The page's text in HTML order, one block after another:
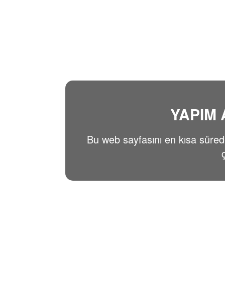
YAPIM
Bu web sayfasını en kısa